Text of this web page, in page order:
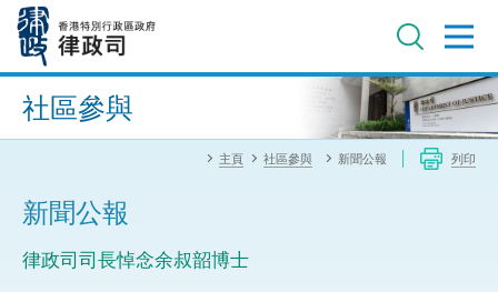
內
進階搜尋
社區參與
主頁 社區參與 新聞公報 列印
新聞公報
律政司司長悼念余叔韶博士